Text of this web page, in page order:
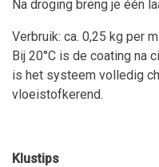
Na droging breng je één
Verbruik: ca. 0,25 kg per
Bij 20°C is de coating na
is het systeem volledig
vloeistofkerend.
Klustips